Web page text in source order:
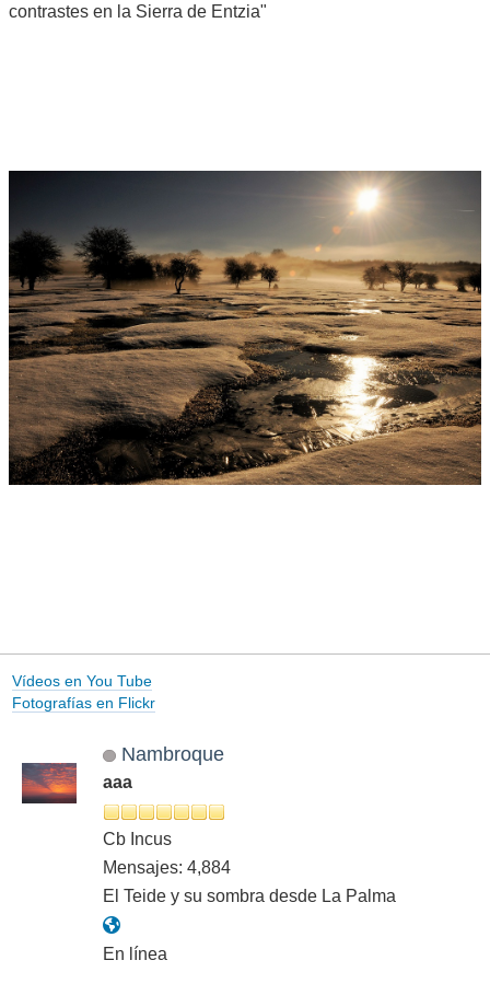
contrastes en la Sierra de Entzia"
Vídeos en You Tube
Fotografías en Flickr
Nambroque
aaa
Cb Incus
Mensajes: 4,884
El Teide y su sombra desde La Palma
En línea